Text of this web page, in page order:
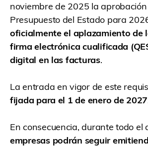
noviembre de 2025 la
Presupuesto del Estado para
oficialmente el aplazamiento de
firma electrónica cualificada
digital en las facturas.
La entrada en vigor de este
fijada para el 1 de enero de 2027
En consecuencia, durante todo el
empresas podrán seguir